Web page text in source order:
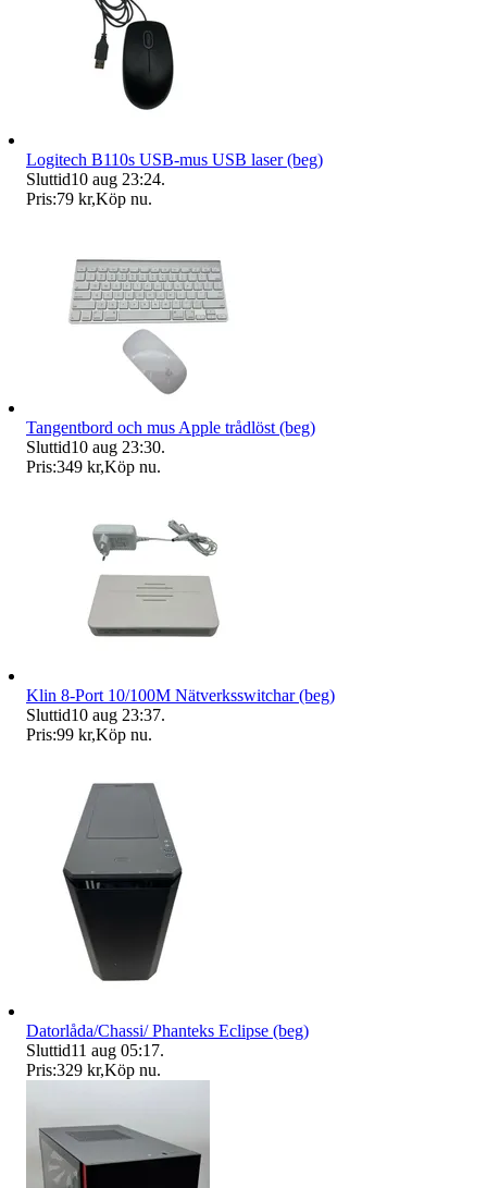
Logitech B110s USB-mus USB laser (beg)
Sluttid10 aug 23:24.
Pris:79 kr,Köp nu.
Tangentbord och mus Apple trådlöst (beg)
Sluttid10 aug 23:30.
Pris:349 kr,Köp nu.
Klin 8-Port 10/100M Nätverksswitchar (beg)
Sluttid10 aug 23:37.
Pris:99 kr,Köp nu.
Datorlåda/Chassi/ Phanteks Eclipse (beg)
Sluttid11 aug 05:17.
Pris:329 kr,Köp nu.